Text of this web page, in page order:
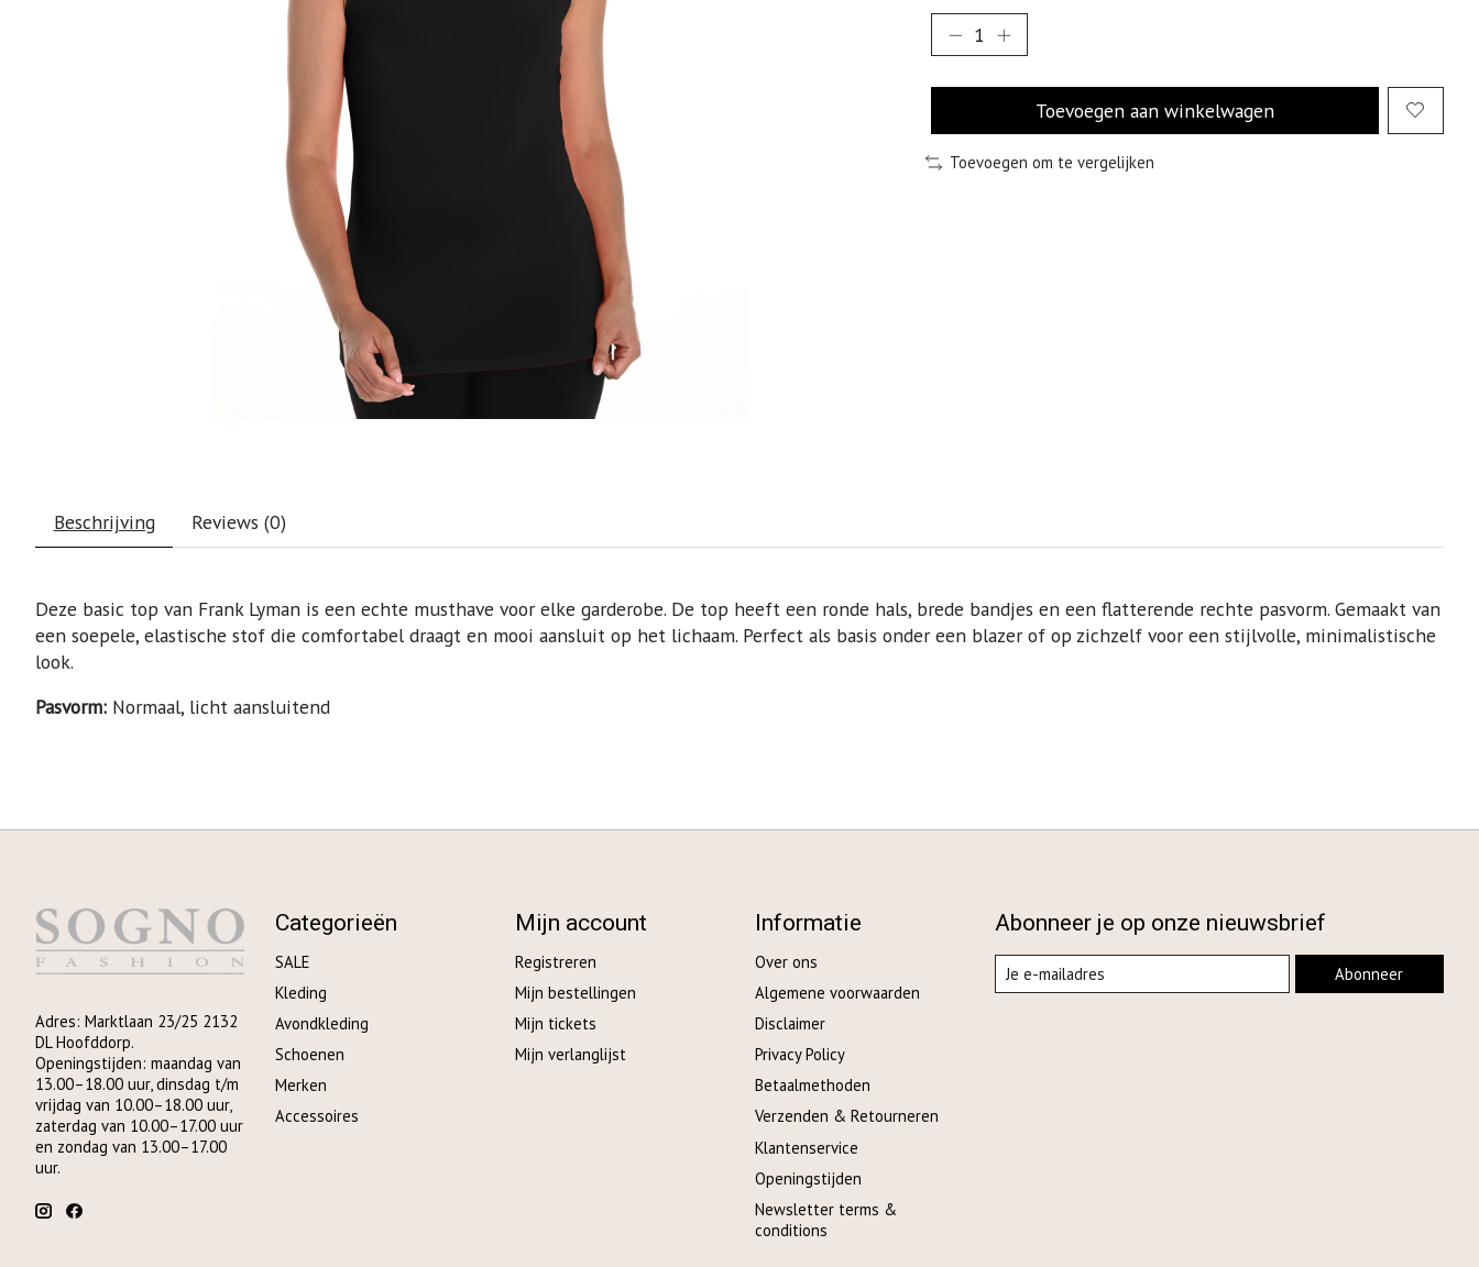
Toevoegen aan winkelwagen
Toevoegen om te vergelijken
Beschrijving Reviews (0)
Deze basic top van Frank Lyman is een echte musthave voor elke garderobe. De top heeft een ronde hals, brede bandjes en een flatterende rechte pasvorm. Gemaakt van
een soepele, elastische stof die comfortabel draagt en mooi aansluit op het lichaam. Perfect als basis onder een blazer of op zichzelf voor een stijlvolle, minimalistische
look.
Pasvorm: Normaal, licht aansluitend
Adres: Marktlaan 23/25 2132
DL Hoofddorp.
Openingstijden: maandag van
13.00–18.00 uur, dinsdag t/m
vrijdag van 10.00–18.00 uur,
zaterdag van 10.00–17.00 uur
en zondag van 13.00–17.00
uur.
Categorieën
SALE
Kleding
Avondkleding
Schoenen
Merken
Accessoires
Mijn account
Registreren
Mijn bestellingen
Mijn tickets
Mijn verlanglijst
Informatie
Over ons
Algemene voorwaarden
Disclaimer
Privacy Policy
Betaalmethoden
Verzenden & Retourneren
Klantenservice
Openingstijden
Newsletter terms &
conditions
Abonneer je op onze nieuwsbrief
Abonneer